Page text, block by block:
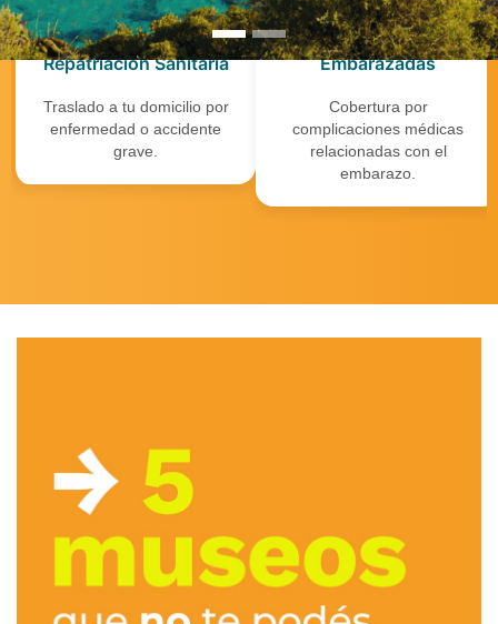
Repatriación Sanitaria
Traslado a tu domicilio por
enfermedad o accidente
grave.
Embarazadas
Cobertura por
complicaciones médicas
relacionadas con el
embarazo.